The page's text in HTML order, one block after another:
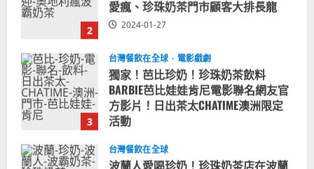
3
獨家！芭比珍奶！珍珠奶茶飲料
BARBIE芭比娃娃肯尼電影聯名網友官
活動
2023-08-03
4
台灣餐飲在全球
波蘭人愛喝珍奶！珍珠奶茶店在波蘭
受歡迎，波霸奶茶門市顧客大排長
2023-07-15